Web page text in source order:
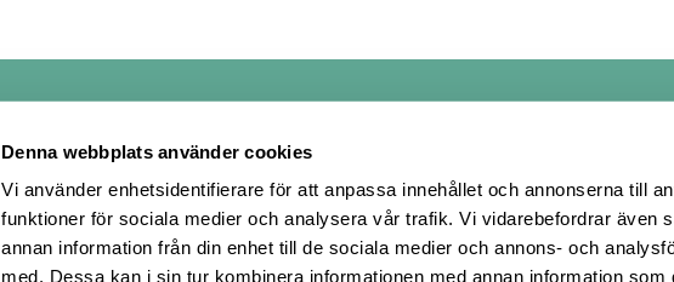
Denna webbplats använder cookies
Vi använder enhetsidentifierare för att anpassa innehållet och annonserna till
funktioner för sociala medier och analysera vår trafik. Vi vidarebefordrar även
annan information från din enhet till de sociala medier och annons- och
med. Dessa kan i sin tur kombinera informationen med annan information som
Polin på Facebook
Polin på Twitter
Polin på Instagram